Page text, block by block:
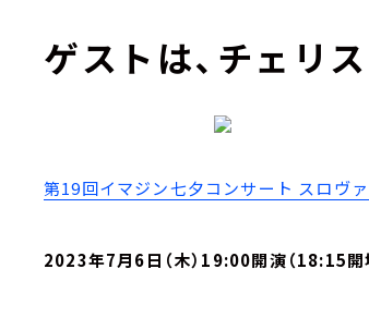
ゲストは、チェリ
第19回イマジン七夕コンサート スロヴ
2023年7月6日（木）19:00開演（18:15